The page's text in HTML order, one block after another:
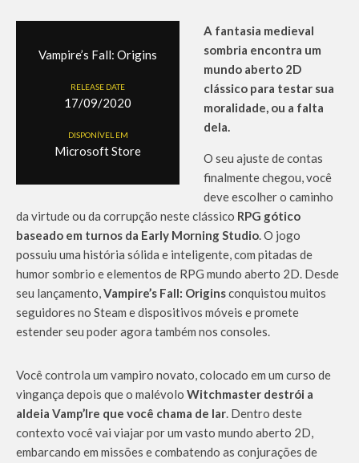
Vampire’s Fall: Origins
RELEASE DATE
17/09/2020
DISPONÍVEL EM
Microsoft Store
A fantasia medieval
sombria encontra um
mundo aberto 2D
clássico para testar sua
moralidade, ou a falta
dela.
O seu ajuste de contas
finalmente chegou, você
deve escolher o caminho
da virtude ou da corrupção neste clássico RPG gótico
baseado em turnos da Early Morning Studio. O jogo
possuiu uma história sólida e inteligente, com pitadas de
humor sombrio e elementos de RPG mundo aberto 2D. Desde
seu lançamento,Vampire’s Fall: Originsconquistou muitos
seguidores no Steam e dispositivos móveis e promete
estender seu poder agora também nos consoles.
Você controla um vampiro novato, colocado em um curso de
vingança depois que o malévolo Witchmaster destrói a
aldeia Vamp’Ire que você chama de lar. Dentro deste
contexto você vai viajar por um vasto mundo aberto 2D,
embarcando em missões e combatendo as conjurações de